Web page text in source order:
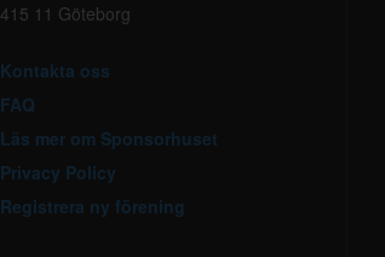
415 11 Göteborg
Kontakta oss
FAQ
Läs mer om Sponsorhuset
Privacy Policy
Registrera ny förening